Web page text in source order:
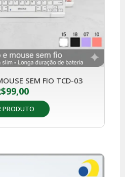
SEM FIO TCD-03
99,00
PRODUTO